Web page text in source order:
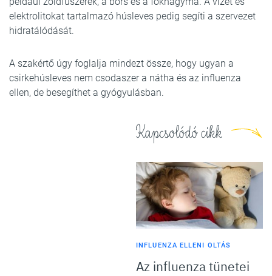
elektrolitokat tartalmazó húsleves pedig segíti a szervezet
hidratálódását.
A szakértő úgy foglalja mindezt össze, hogy ugyan a
csirkehúsleves nem csodaszer a nátha és az influenza
ellen, de besegíthet a gyógyulásban.
Kapcsolódó cikk
INFLUENZA ELLENI OLTÁS
Az influenza tünetei